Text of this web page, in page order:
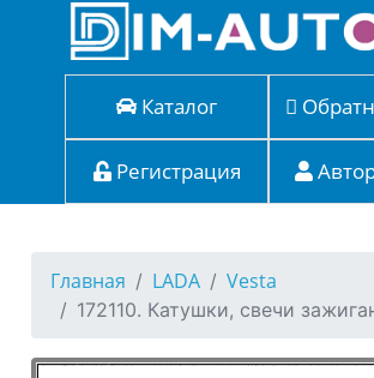
Каталог
Регистрация
Главная LADA Vesta
172110. Катушки, свечи